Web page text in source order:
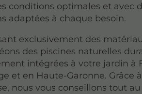
conditions optimales et avec
adaptées à chaque besoin.
exclusivement des
des piscines naturelles
intégrées à votre jardin à
et en Haute-Garonne. Grâce
nous vous conseillons tout